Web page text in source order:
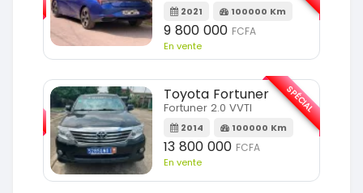
2021 100000 Km
9 800 000 FCFA
En vente
Toyota Fortuner
Fortuner 2.0 VVTI
2014 100000 Km
13 800 000 FCFA
En vente
SPÉCIAL